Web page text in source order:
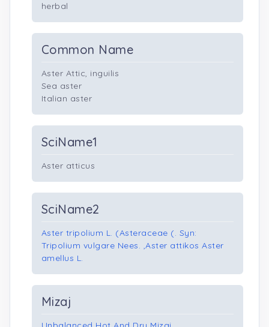
herbal
Common Name
Aster Attic, inguilis
Sea aster
Italian aster
SciName1
Aster atticus
SciName2
Aster tripolium L. (Asteraceae (. Syn:
Tripolium vulgare Nees. ,Aster attikos Aster
amellus L.
Mizaj